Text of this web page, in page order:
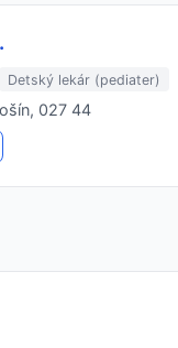
Detský lekár (pediater)
027 44